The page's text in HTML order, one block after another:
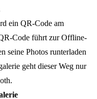
ein QR-Code am
Code führt zur Offline-
seine Photos runterladen
geht dieser Weg nur